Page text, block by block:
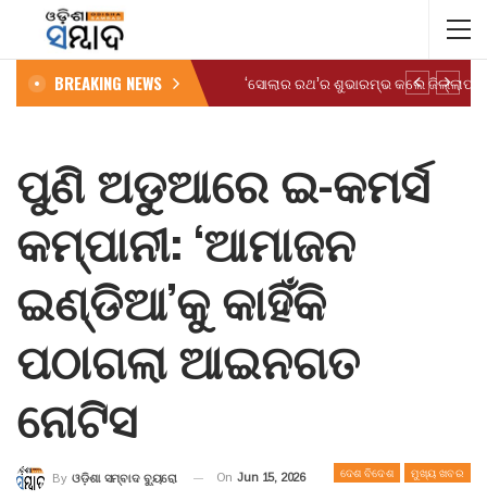
BREAKING NEWS
ପୁଣି ଅଡୁଆରେ ଇ-କମର୍ସ
କମ୍ପାନୀ: ‘ଆମାଜନ
ଇଣ୍ଡିଆ’କୁ କାହିଁକି
ପଠାଗଲା ଆଇନଗତ
ନୋଟିସ
ଦେଶ ବିଦେଶ ମୁଖ୍ୟ ଖବର
By ଓଡ଼ିଶା ସମ୍ବାଦ ବ୍ୟୁରୋ On Jun 15, 2026